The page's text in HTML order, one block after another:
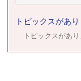
トピックスがあり
トピックスがあり